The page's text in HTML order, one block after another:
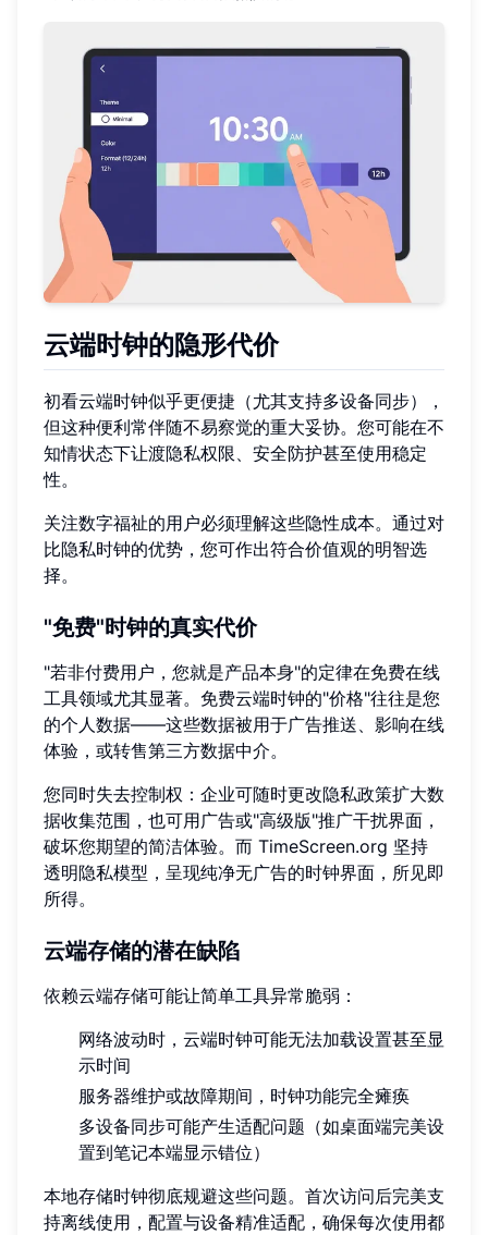
云端时钟的隐形代价
初看云端时钟似乎更便捷（尤其支持多设备同步），
但这种便利常伴随不易察觉的重大妥协。您可能在不
知情状态下让渡隐私权限、安全防护甚至使用稳定
性。
关注数字福祉的用户必须理解这些隐性成本。通过对
比隐私时钟的优势，您可作出符合价值观的明智选
择。
"免费"时钟的真实代价
"若非付费用户，您就是产品本身"的定律在免费在线
工具领域尤其显著。免费云端时钟的"价格"往往是您
的个人数据——这些数据被用于广告推送、影响在线
体验，或转售第三方数据中介。
您同时失去控制权：企业可随时更改隐私政策扩大数
据收集范围，也可用广告或"高级版"推广干扰界面，
破坏您期望的简洁体验。而 TimeScreen.org 坚持
透明隐私模型，呈现纯净无广告的时钟界面，所见即
所得。
云端存储的潜在缺陷
依赖云端存储可能让简单工具异常脆弱：
网络波动时，云端时钟可能无法加载设置甚至显
示时间
服务器维护或故障期间，时钟功能完全瘫痪
多设备同步可能产生适配问题（如桌面端完美设
置到笔记本端显示错位）
本地存储时钟彻底规避这些问题。首次访问后完美支
持离线使用，配置与设备精准适配，确保每次使用都